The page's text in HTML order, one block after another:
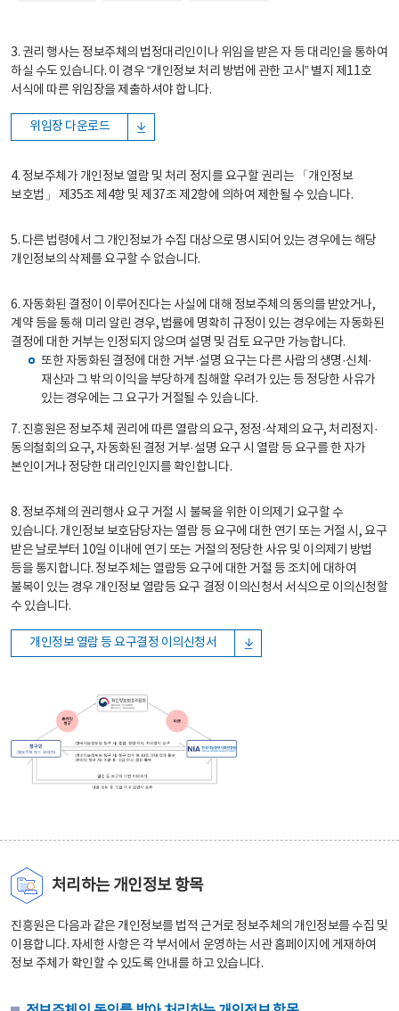
3. 권리 행사는 정보주체의 법정대리인이나 위임을 받은 자 등 대리인을 통하여
하실 수도 있습니다. 이 경우 “개인정보 처리 방법에 관한 고시” 별지 제11호
서식에 따른 위임장을 제출하셔야 합니다.
위임장 다운로드
4. 정보주체가 개인정보 열람 및 처리 정지를 요구할 권리는 「개인정보
보호법」 제35조 제4항 및 제37조 제2항에 의하여 제한될 수 있습니다.
5. 다른 법령에서 그 개인정보가 수집 대상으로 명시되어 있는 경우에는 해당
개인정보의 삭제를 요구할 수 없습니다.
6. 자동화된 결정이 이루어진다는 사실에 대해 정보주체의 동의를 받았거나,
계약 등을 통해 미리 알린 경우, 법률에 명확히 규정이 있는 경우에는 자동화된
결정에 대한 거부는 인정되지 않으며 설명 및 검토 요구만 가능합니다.
또한 자동화된 결정에 대한 거부·설명 요구는 다른 사람의 생명·신체·
재산과 그 밖의 이익을 부당하게 침해할 우려가 있는 등 정당한 사유가
있는 경우에는 그 요구가 거절될 수 있습니다.
7. 진흥원은 정보주체 권리에 따른 열람의 요구, 정정·삭제의 요구, 처리정지·
동의철회의 요구, 자동화된 결정 거부·설명 요구 시 열람 등 요구를 한 자가
본인이거나 정당한 대리인인지를 확인합니다.
8. 정보주체의 권리행사 요구 거절 시 불복을 위한 이의제기 요구할 수
있습니다. 개인정보 보호담당자는 열람 등 요구에 대한 연기 또는 거절 시, 요구
받은 날로부터 10일 이내에 연기 또는 거절의 정당한 사유 및 이의제기 방법
등을 통지합니다. 정보주체는 열람등 요구에 대한 거절 등 조치에 대하여
불복이 있는 경우 개인정보 열람등 요구 결정 이의신청서 서식으로 이의신청할
수 있습니다.
개인정보 열람 등 요구결정 이의신청서
처리하는 개인정보 항목
진흥원은 다음과 같은 개인정보를 법적 근거로 정보주체의 개인정보를 수집 및
이용합니다. 자세한 사항은 각 부서에서 운영하는 서관 홈페이지에 게재하여
정보 주체가 확인할 수 있도록 안내를 하고 있습니다.